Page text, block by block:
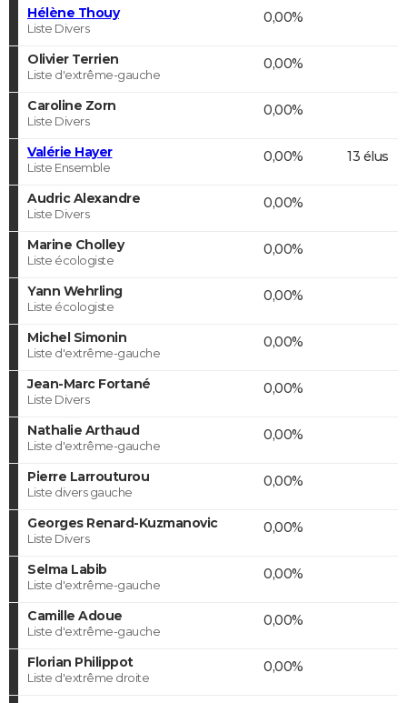
Hélène Thouy
Liste Divers
0,00%
Olivier Terrien
Liste d'extrême-gauche
0,00%
Caroline Zorn
Liste Divers
0,00%
Valérie Hayer
Liste Ensemble
0,00% 13 élus
Audric Alexandre
Liste Divers
0,00%
Marine Cholley
Liste écologiste
0,00%
Yann Wehrling
Liste écologiste
0,00%
Michel Simonin
Liste d'extrême-gauche
0,00%
Jean-Marc Fortané
Liste Divers
0,00%
Nathalie Arthaud
Liste d'extrême-gauche
0,00%
Pierre Larrouturou
Liste divers gauche
0,00%
Georges Renard-Kuzmanovic
Liste Divers
0,00%
Selma Labib
Liste d'extrême-gauche
0,00%
Camille Adoue
Liste d'extrême-gauche
0,00%
Florian Philippot
Liste d'extrême droite
0,00%